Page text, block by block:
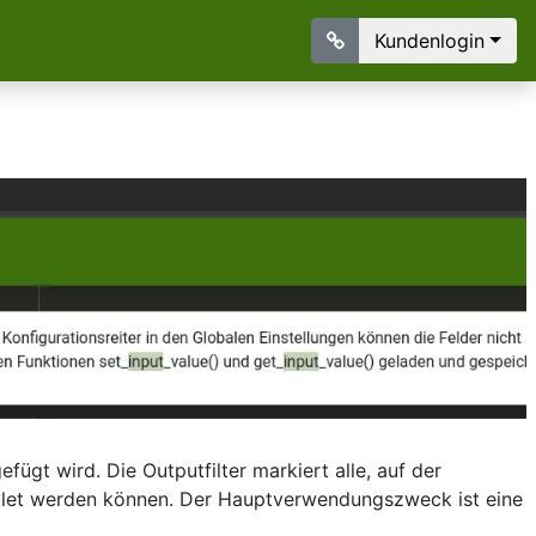
Kundenlogin
wird. Die Outputfilter markiert alle, auf der
werden können. Der Hauptverwendungszweck ist eine